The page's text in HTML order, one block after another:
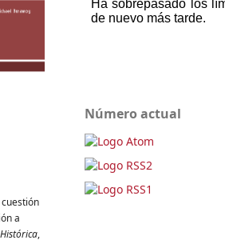
cuestión
a
,
Número actual